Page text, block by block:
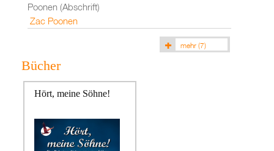
Poonen (Abschrift)
Zac Poonen
mehr (7)
Bücher
Hört, meine Söhne!